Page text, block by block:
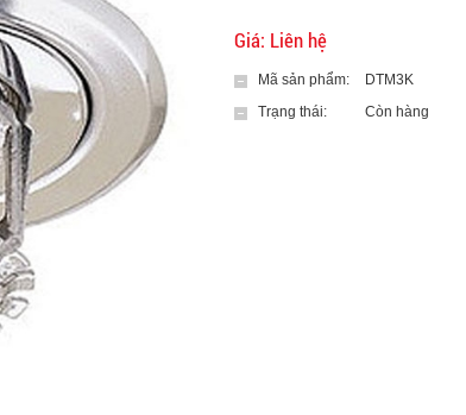
Giá: Liên hệ
Mã sản phẩm:
DTM3K
Trạng thái:
Còn hàng